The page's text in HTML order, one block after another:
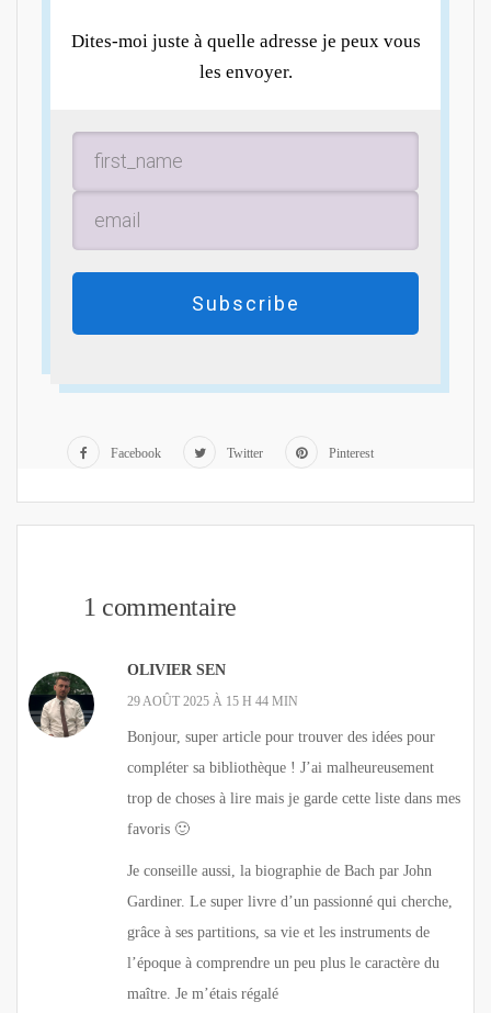
Dites-moi juste à quelle adresse je peux vous
les envoyer.
Subscribe
Facebook Twitter Pinterest
1 commentaire
OLIVIER SEN
29 AOÛT 2025 À 15 H 44 MIN
Bonjour, super article pour trouver des idées pour
compléter sa bibliothèque ! J’ai malheureusement
trop de choses à lire mais je garde cette liste dans mes
favoris 🙂
Je conseille aussi, la biographie de Bach par John
Gardiner. Le super livre d’un passionné qui cherche,
grâce à ses partitions, sa vie et les instruments de
l’époque à comprendre un peu plus le caractère du
maître. Je m’étais régalé